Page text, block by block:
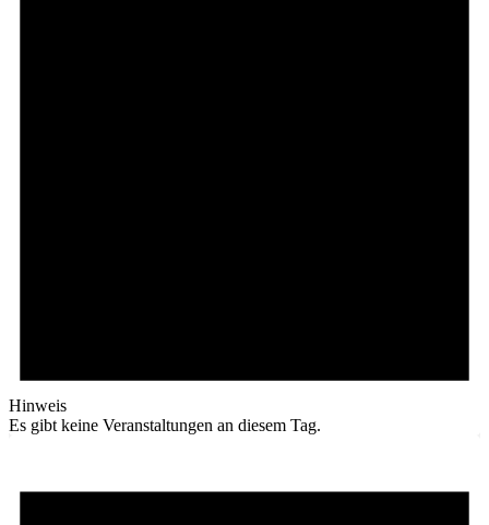
Hinweis
Es gibt keine Veranstaltungen an diesem Tag.